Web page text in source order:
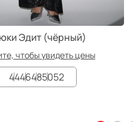
Эдит (чёрный)
чтобы увидеть цены
4446485052